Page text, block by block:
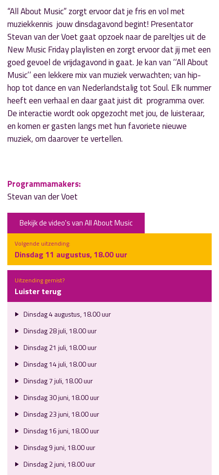
“All About Music” zorgt ervoor dat je fris en vol met
muziekkennis jouw dinsdagavond begint! Presentator
Stevan van der Voet gaat opzoek naar de pareltjes uit de
New Music Friday playlisten en zorgt ervoor dat jij met een
goed gevoel de vrijdagavond in gaat. Je kan van ‘‘All About
Music’’ een lekkere mix van muziek verwachten; van hip-
hop tot dance en van Nederlandstalig tot Soul. Elk nummer
heeft een verhaal en daar gaat juist dit programma over.
De interactie wordt ook opgezocht met jou, de luisteraar,
en komen er gasten langs met hun favoriete nieuwe
muziek, om daarover te vertellen.
Programmamakers:
Stevan van der Voet
Bekijk de video's van All About Music
Volgende uitzending:
Dinsdag 11 augustus, 18.00 uur
Uitzending gemist?
Luister terug
Dinsdag 4 augustus, 18.00 uur
Dinsdag 28 juli, 18.00 uur
Dinsdag 21 juli, 18.00 uur
Dinsdag 14 juli, 18.00 uur
Dinsdag 7 juli, 18.00 uur
Dinsdag 30 juni, 18.00 uur
Dinsdag 23 juni, 18.00 uur
Dinsdag 16 juni, 18.00 uur
Dinsdag 9 juni, 18.00 uur
Dinsdag 2 juni, 18.00 uur